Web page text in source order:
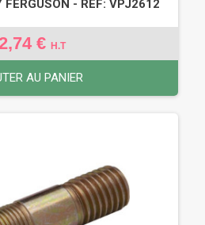
FERGUSON - REF: VPJ2612
€ H.T
AU PANIER